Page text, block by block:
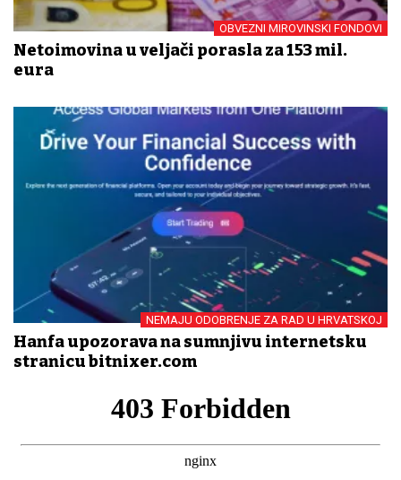
OBVEZNI MIROVINSKI FONDOVI
Netoimovina u veljači porasla za 153 mil.
eura
NEMAJU ODOBRENJE ZA RAD U HRVATSKOJ
Hanfa upozorava na sumnjivu internetsku
stranicu bitnixer.com